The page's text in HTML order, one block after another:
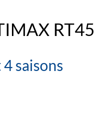
RT45
saisons